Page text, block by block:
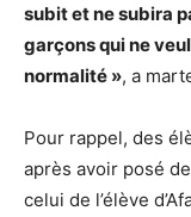
subit et ne subira
garçons qui ne
normalité », a
Pour rappel, des
après avoir posé
celui de l’élève